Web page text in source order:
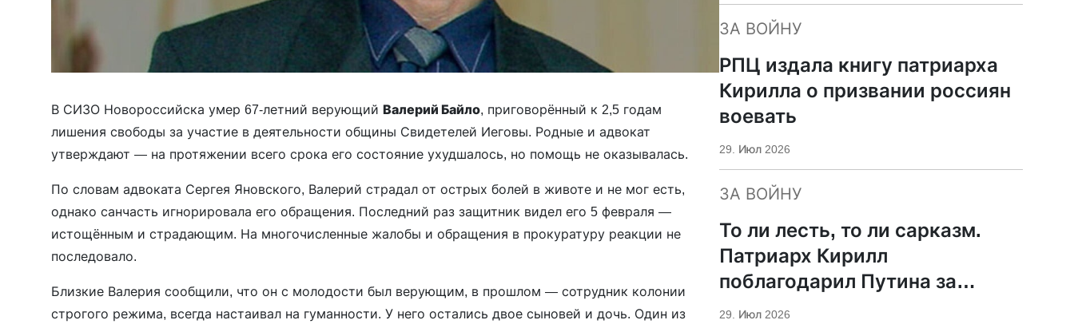
В СИЗО Новороссийска умер 67-летний верующий Валерий Байло, приговорённый к 2,5 годам
лишения свободы за участие в деятельности общины Свидетелей Иеговы. Родные и адвокат
утверждают — на протяжении всего срока его состояние ухудшалось, но помощь не оказывалась.
По словам адвоката Сергея Яновского, Валерий страдал от острых болей в животе и не мог есть,
однако санчасть игнорировала его обращения. Последний раз защитник видел его 5 февраля —
истощённым и страдающим. На многочисленные жалобы и обращения в прокуратуру реакции не
последовало.
Близкие Валерия сообщили, что он с молодости был верующим, в прошлом — сотрудник колонии
строгого режима, всегда настаивал на гуманности. У него остались двое сыновей и дочь. Один из
ЗА ВОЙНУ
РПЦ издала книгу патриарха
Кирилла о призвании россиян
воевать
29. Июл 2026
ЗА ВОЙНУ
То ли лесть, то ли сарказм.
Патриарх Кирилл
поблагодарил Путина за
защиту суверенитета и
29. Июл 2026